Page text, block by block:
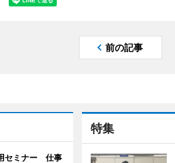
前の記事
特集
セミナー 仕事